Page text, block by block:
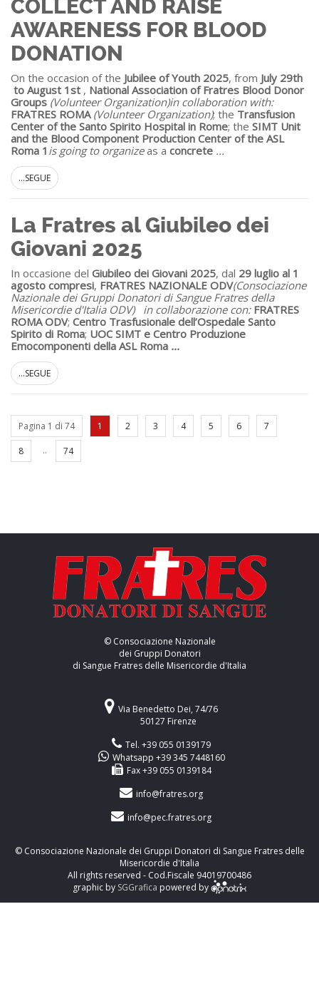
COLLECT AND RAISE
AWARENESS FOR BLOOD
DONATION
On the occasion of the Jubilee of Youth 2025, from July 29th
to August 1st , National Association of Fratres Blood Donor
Groups (Volunteer Organization)in collaboration with:
FRATRES ROMA (Volunteer Organization); the Transfusion
Center of the Santo Spirito Hospital in Rome; the SIMT Unit
and the Blood Component Production Center of the ASL
Roma 1 is going to organizeas a concrete ...
...SEGUE
La Fratres al Giubileo dei
Giovani 2025
In occasione del Giubileo dei Giovani 2025, dal 29 luglio al 1
agosto compresi, FRATRES NAZIONALE ODV(Consociazione
Nazionale dei Gruppi Donatori di Sangue Fratres della
Misericordie d'Italia ODV)
in collaborazione con: FRATRES
ROMA ODV; Centro Trasfusionale dell’Ospedale Santo
Spirito di Roma; UOC SIMT e Centro Produzione
Emocomponenti della ASL Roma ...
...SEGUE
Pagina 1 di 74 1 2 3 4 5 6 7
8 .. 74
© Consociazione Nazionale
dei Gruppi Donatori
di Sangue Fratres delle Misericordie d'Italia
Via Benedetto Dei, 74/76
50127 Firenze
Tel. +39 055 0139179
Whatsapp +39 345 7448160
Fax +39 055 0139184
info@fratres.org
info@pec.fratres.org
© Consociazione Nazionale dei Gruppi Donatori di Sangue Fratres delle
Misericordie d'Italia
All rights reserved - Cod.Fiscale 94019700486
graphic by SGGrafica powered by